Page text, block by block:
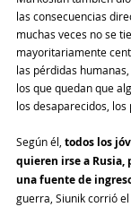
las consecuencias
muchas veces no se
mayoritariamente
las pérdidas
los que quedan que
los desaparecidos,
Según él, todos los
quieren irse a
una fuente de
guerra, Siunik corrió